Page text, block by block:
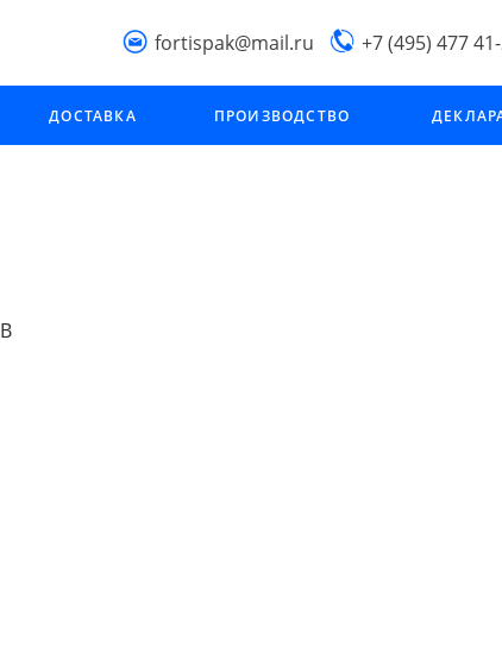
fortispak@mail.ru +7 (495) 477
компания
МО, г. Подольск,
ДОСТАВКА ПРОИЗВОДСТВО